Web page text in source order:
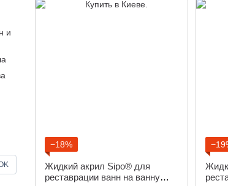
−18%
Жидкий акрил Sipo® для
реставрации ванн на ванну
и